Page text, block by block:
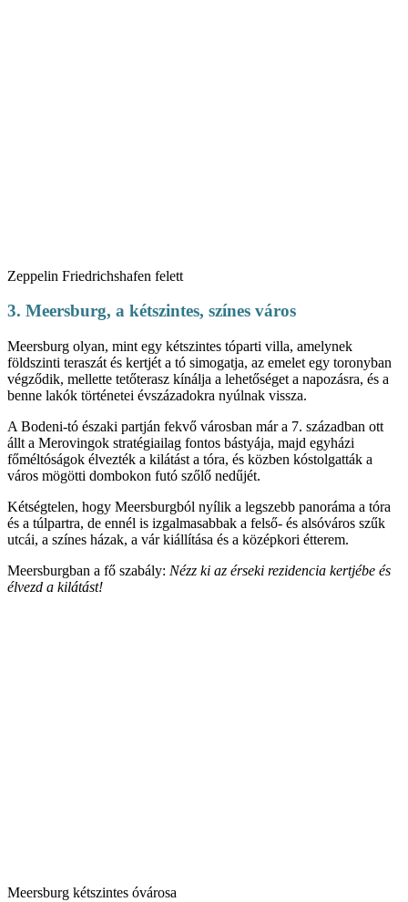
Zeppelin Friedrichshafen felett
3. Meersburg, a kétszintes, színes város
Meersburg olyan, mint egy kétszintes tóparti villa, amelynek
földszinti teraszát és kertjét a tó simogatja, az emelet egy toronyban
végződik, mellette tetőterasz kínálja a lehetőséget a napozásra, és a
benne lakók történetei évszázadokra nyúlnak vissza.
A Bodeni-tó északi partján fekvő városban már a 7. században ott
állt a Merovingok stratégiailag fontos bástyája, majd egyházi
főméltóságok élvezték a kilátást a tóra, és közben kóstolgatták a
város mögötti dombokon futó szőlő nedűjét.
Kétségtelen, hogy Meersburgból nyílik a legszebb panoráma a tóra
és a túlpartra, de ennél is izgalmasabbak a felső- és alsóváros szűk
utcái, a színes házak, a vár kiállítása és a középkori étterem.
Meersburgban a fő szabály: Nézz ki az érseki rezidencia kertjébe és
élvezd a kilátást!
Meersburg kétszintes óvárosa